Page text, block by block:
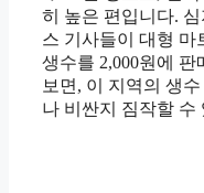
히 높은 편입니다. 심
스 기사들이 대형 마
생수를 2,000원에 판
보면, 이 지역의 생
나 비싼지 짐작할 수